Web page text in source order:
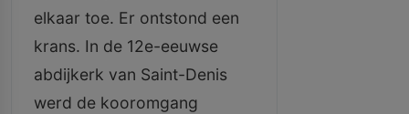
elkaar toe. Er ontstond een
krans. In de 12e-eeuwse
abdijkerk van Saint-Denis
werd de kooromgang